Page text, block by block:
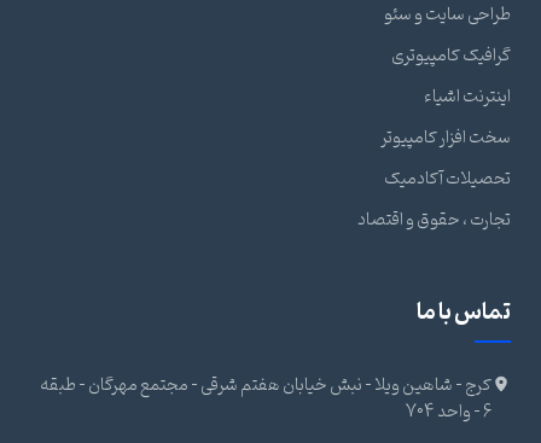
طراحی سایت و سئو
گرافیک کامپیوتری
اینترنت اشیاء
سخت افزار کامپیوتر
تحصیلات آکادمیک
تجارت ، حقوق و اقتصاد
تماس با ما
کرج - شاهین ویلا - نبش خیابان هفتم شرقی - مجتمع مهرگان - طبقه
6 - واحد 704